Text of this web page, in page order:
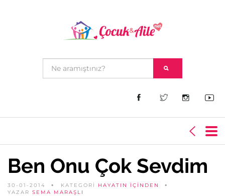
Ben Onu Çok Sevdim
30-01-2014 KATEGORİ HAYATIN İÇINDEN
YAZAR SEMA MARAŞLI